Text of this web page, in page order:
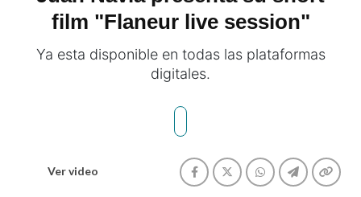
film "Flaneur live session"
Ya esta disponible en todas las plataformas
digitales.
Ver video